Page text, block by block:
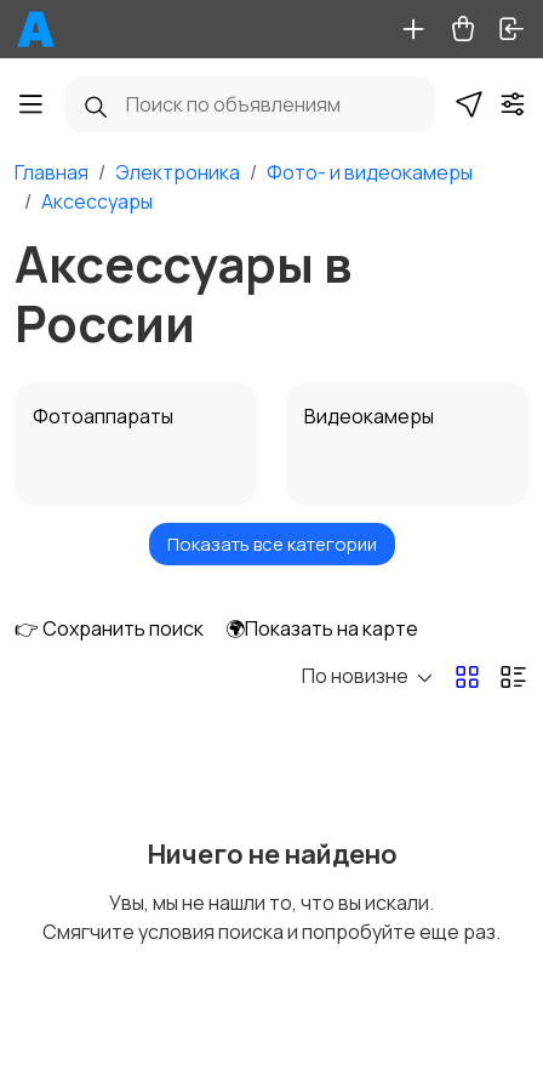
Главная Электроника
Фото- и видеокамеры
Аксессуары
Аксессуары в
России
Фотоаппараты Видеокамеры
Видеонаблюдение Объективы
стабилизаторы
оборудование
Показать все категории
👉 Сохранить поиск
🌍Показать на карте
По новизне
Ничего не найдено
Увы, мы не нашли то, что вы искали.
Смягчите условия поиска и попробуйте еще раз.